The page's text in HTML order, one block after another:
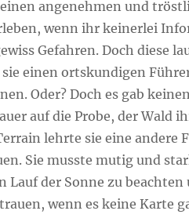
angenehmen und
wenn ihr keinerlei
Gefahren. Doch diese
einen ortskundigen
Oder? Doch es gab
auf die Probe, der Wald
lehrte sie eine andere
Sie musste mutig und
Lauf der Sonne zu
wenn es keine Karte